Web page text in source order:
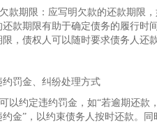
款期限：应写明欠款的还款期限
还款期限有助于确定债务的履行时
限，债权人可以随时要求债务人还
约罚金、纠纷处理方式
以约定违约罚金，如“若逾期还款
约金”，以约束债务人按时还款。